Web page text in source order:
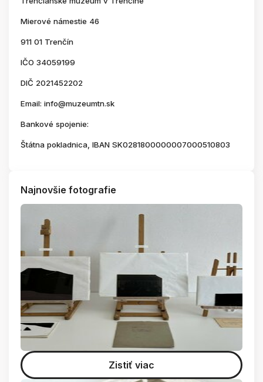
Mierové námestie 46
911 01 Trenčín
IČO 34059199
DIČ 2021452202
Email: info@muzeumtn.sk
Bankové spojenie:
Štátna pokladnica, IBAN SK0281800000007000510803
Najnovšie fotografie
Zistiť viac